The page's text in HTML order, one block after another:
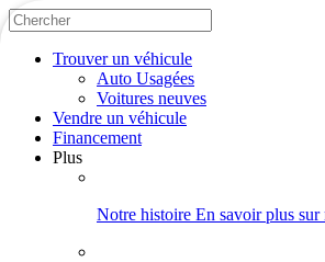
Trouverun véhicule
Auto Usagées
Voitures neuves
Vendre un véhicule
Financement
Plus
Notre histoire En savoir plus sur